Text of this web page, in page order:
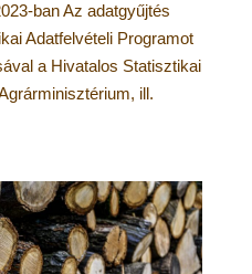
ban Az adatgyűjtés
Adatfelvételi Programot
a Hivatalos Statisztikai
ill.